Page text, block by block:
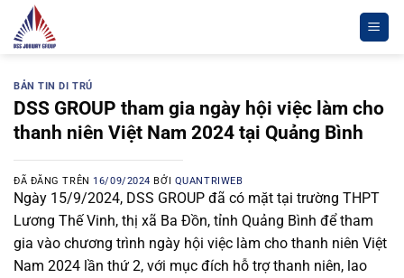
Chuyển
đến
dungBẢN TIN DI TRÚ
DSS GROUP tham gia ngày hội việc làm cho
thanh niên Việt Nam 2024 tại Quảng Bình
ĐÃ ĐĂNG TRÊN 16/09/2024 BỞI QUANTRIWEB
Ngày 15/9/2024, DSS GROUP đã có mặt tại trường THPT
Lương Thế Vinh, thị xã Ba Đồn, tỉnh Quảng Bình để tham
gia vào chương trình ngày hội việc làm cho thanh niên Việt
Nam 2024 lần thứ 2, với mục đích hỗ trợ thanh niên, lao